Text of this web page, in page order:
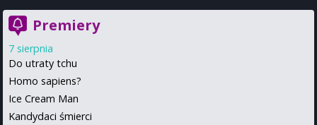
Premiery
7 sierpnia
Do utraty tchu
Homo sapiens?
Ice Cream Man
Kandydaci śmierci